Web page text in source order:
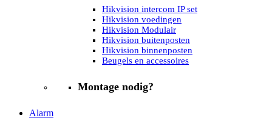
Hikvision intercom IP set
Hikvision voedingen
Hikvision Modulair
Hikvision buitenposten
Hikvision binnenposten
Beugels en accessoires
Montage nodig?
Alarm